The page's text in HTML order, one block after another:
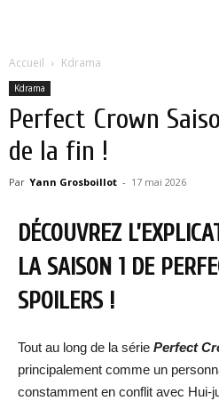
Accueil Kdrama
Kdrama
Perfect Crown
de la fin !
Par Yann Grosboillot - 17 mai 2026
DÉCOUVREZ
LA SAISON 1 DE
SPOILERS !
Tout au long de la série Perfect
principalement comme un
constamment en conflit avec Hui-